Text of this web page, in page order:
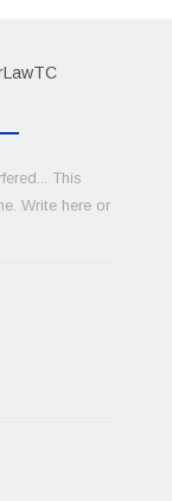
This
Write here or